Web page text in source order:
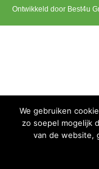
Ontwikkeld door Best4u
We gebruiken
zo soepel mogelijk
van de website,